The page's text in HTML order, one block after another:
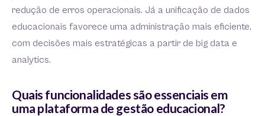
redução de erros operacionais. Já a unificação de dados
educacionais favorece uma administração mais eficiente,
com decisões mais estratégicas a partir de big data e
analytics.
Quais funcionalidades são essenciais em
uma plataforma de gestão educacional?